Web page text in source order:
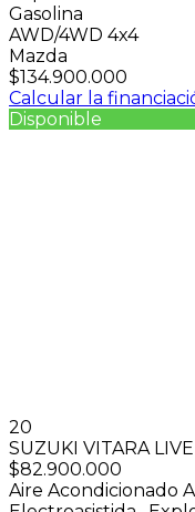
Gasolina
AWD/4WD 4x4
Mazda
$134.900.000
Calcular la
Disponible
20
SUZUKI VITARA LIVE
$82.900.000
Aire Acondicionado